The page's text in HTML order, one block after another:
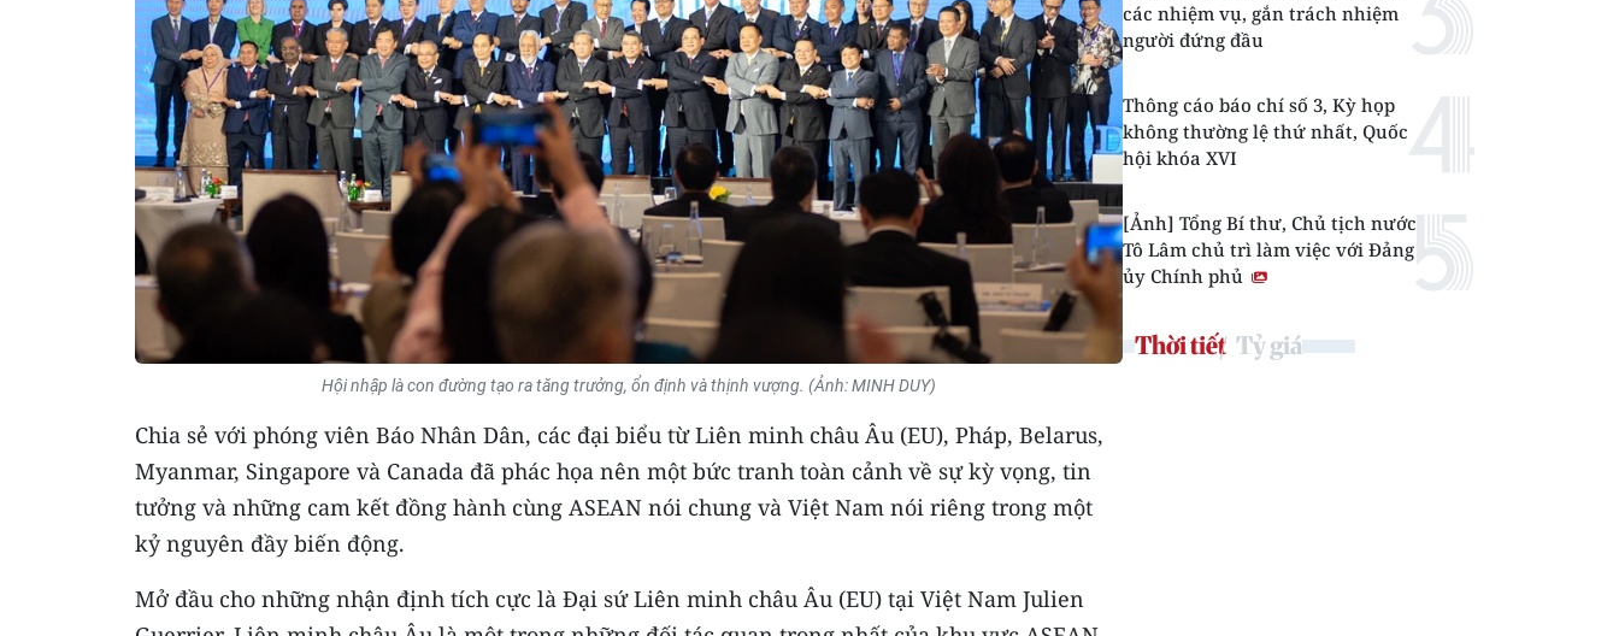
Hội nhập là con đường tạo ra tăng trưởng, ổn định và thịnh vượng. (Ảnh: MINH DUY)
Chia sẻ với phóng viên Báo Nhân Dân, các đại biểu từ Liên minh châu Âu (EU), Pháp, Belarus,
Myanmar, Singapore và Canada đã phác họa nên một bức tranh toàn cảnh về sự kỳ vọng, tin
tưởng và những cam kết đồng hành cùng ASEAN nói chung và Việt Nam nói riêng trong một
kỷ nguyên đầy biến động.
Mở đầu cho những nhận định tích cực là Đại sứ Liên minh châu Âu (EU) tại Việt Nam Julien
các nhiệm vụ, gắn trách nhiệm
người đứng đầu
Thông cáo báo chí số 3, Kỳ họp
không thường lệ thứ nhất, Quốc
hội khóa XVI
[Ảnh] Tổng Bí thư, Chủ tịch nước
Tô Lâm chủ trì làm việc với Đảng
ủy Chính phủ
Thời tiết Tỷ giá